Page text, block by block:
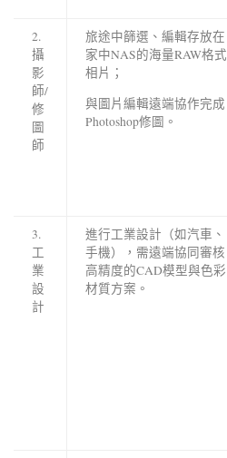
2.
攝
影
師/
修
圖
師
旅途中篩選、編輯存放在
家中NAS的海量RAW格式
相片；
與圖片編輯遠端協作完成
Photoshop修圖。
3.
工
業
設
計
進行工業設計（如汽車、
手機），需遠端協同審核
高精度的CAD模型與色彩
材質方案。